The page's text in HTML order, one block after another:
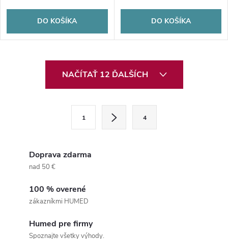
DO KOŠÍKA DO KOŠÍKA
NAČÍTAŤ 12 ĎALŠÍCH
1 4
Doprava zdarma
nad 50 €
100 % overené
zákazníkmi HUMED
Humed pre firmy
Spoznajte všetky výhody.